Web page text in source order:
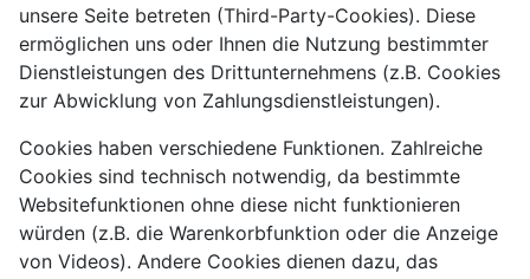
unsere Seite betreten (Third-Party-Cookies). Diese
ermöglichen uns oder Ihnen die Nutzung bestimmter
Dienstleistungen des Drittunternehmens (z.B. Cookies
zur Abwicklung von Zahlungsdienstleistungen).
Cookies haben verschiedene Funktionen. Zahlreiche
Cookies sind technisch notwendig, da bestimmte
Websitefunktionen ohne diese nicht funktionieren
würden (z.B. die Warenkorbfunktion oder die Anzeige
von Videos). Andere Cookies dienen dazu, das